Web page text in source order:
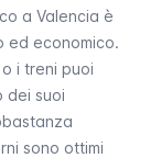
a Valencia è
ed economico.
o i treni puoi
dei suoi
sono ottimi